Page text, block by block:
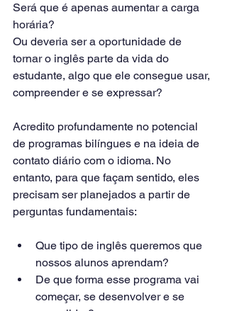
Será que é apenas aumentar a carga
horária?
Ou deveria ser a oportunidade de
tornar o inglês parte da vida do
estudante, algo que ele consegue usar,
compreender e se expressar?
Acredito profundamente no potencial
de programas bilíngues e na ideia de
contato diário com o idioma. No
entanto, para que façam sentido, eles
precisam ser planejados a partir de
perguntas fundamentais:
Que tipo de inglês queremos que
nossos alunos aprendam?
De que forma esse programa vai
começar, se desenvolver e se